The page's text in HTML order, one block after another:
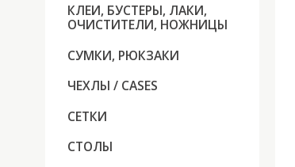
КЛЕИ, БУСТЕРЫ, ЛАКИ,
ОЧИСТИТЕЛИ, НОЖНИЦЫ
СУМКИ, РЮКЗАКИ
ЧЕХЛЫ / CASES
СЕТКИ
СТОЛЫ